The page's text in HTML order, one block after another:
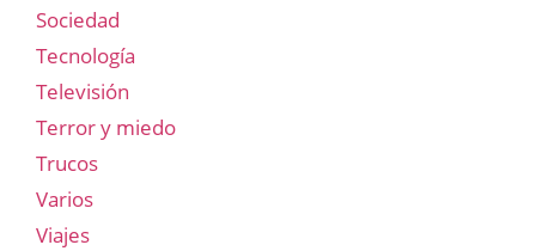
Sociedad
Tecnología
Televisión
Terror y miedo
Trucos
Varios
Viajes